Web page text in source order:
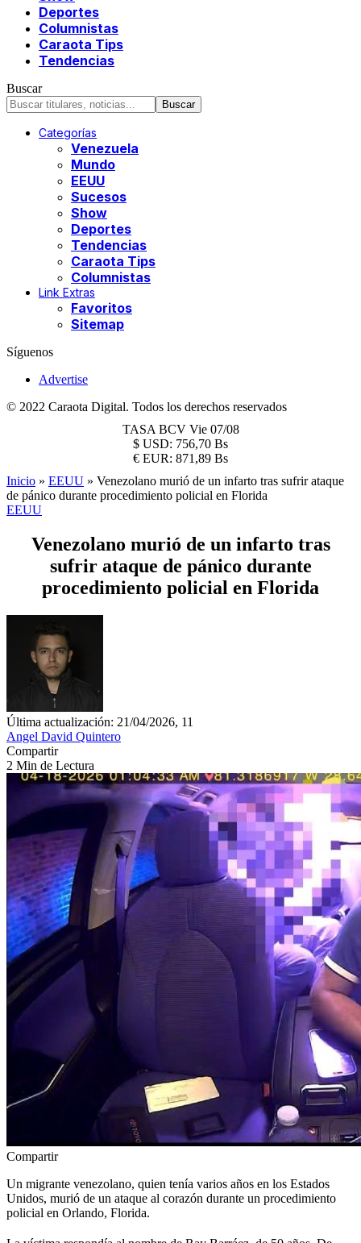
Deportes
Columnistas
Caraota Tips
Tendencias
Buscar
Categorías
Venezuela
Mundo
EEUU
Sucesos
Show
Deportes
Tendencias
Caraota Tips
Columnistas
Link Extras
Favoritos
Sitemap
Síguenos
Advertise
© 2022 Caraota Digital. Todos los derechos reservados
TASA BCV Vie 07/08
$ USD: 756,70 Bs
€ EUR: 871,89 Bs
Inicio » EEUU » Venezolano murió de un infarto tras sufrir ataque
de pánico durante procedimiento policial en Florida
EEUU
Venezolano murió de un infarto tras
sufrir ataque de pánico durante
procedimiento policial en Florida
Última actualización: 21/04/2026, 11
Angel David Quintero
Compartir
2 Min de Lectura
Compartir
Un migrante venezolano, quien tenía varios años en los Estados
Unidos, murió de un ataque al corazón durante un procedimiento
policial en Orlando, Florida.